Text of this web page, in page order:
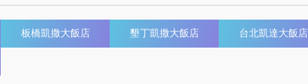
板橋凱撒大飯店 墾丁凱撒大飯店 台北凱達大飯店